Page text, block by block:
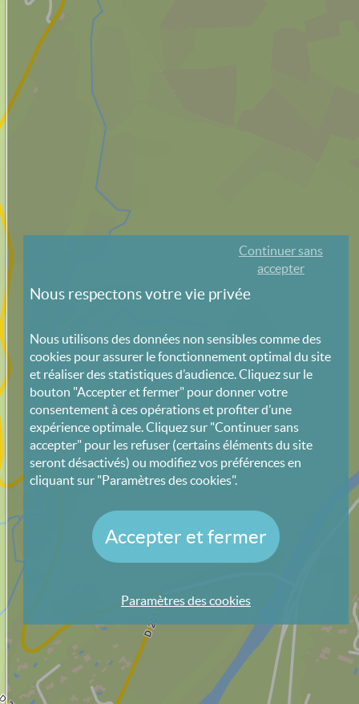
Continuer sans
accepter
Nous respectons votre vie privée
Nous utilisons des données non sensibles comme des
cookies pour assurer le fonctionnement optimal du site
et réaliser des statistiques d’audience. Cliquez sur le
bouton "Accepter et fermer" pour donner votre
consentement à ces opérations et profiter d’une
expérience optimale. Cliquez sur "Continuer sans
accepter" pour les refuser (certains éléments du site
seront désactivés) ou modifiez vos préférences en
cliquant sur "Paramètres des cookies".
Paramètres des cookies
Accepter et fermer